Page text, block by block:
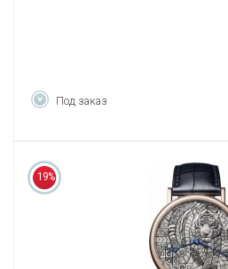
Под заказ
19%